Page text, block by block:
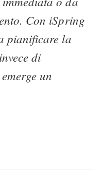
Con iSpring
pianificare la
di
un